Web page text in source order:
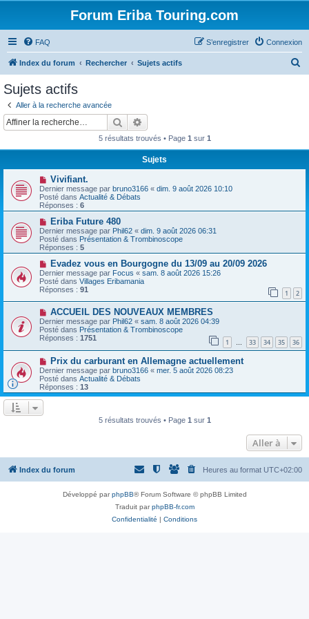
Forum Eriba Touring.com
FAQ Connexion
S’enregistrer
Index du forum Rechercher Sujets actifs
r
Sujets actifs
Aller à la recherche avancée
Rechercher
5 résultats trouvés • Page 1 sur 1
Sujets
N
o
u
v
e
a
u
m
e
s
s
a
g
e
Vivifiant.
Dernier message par bruno3166 « dim. 9 août 2026 10:10
Posté dans Actualité & Débats
Réponses : 6
N
o
u
v
e
a
u
m
e
s
s
a
g
e
Eriba Future 480
Dernier message par Phil62 « dim. 9 août 2026 06:31
Posté dans Présentation & Trombinoscope
Réponses : 5
N
o
u
v
e
a
u
m
e
s
s
a
e
Evadez vous en Bourgogne du 13/09 au 20/09 2026
Dernier message par Focus « sam. 8 août 2026 15:26
Posté dans Villages Eribamania
Réponses : 91 1 2
N
o
u
v
e
a
u
m
e
s
s
ACCUEIL DES NOUVEAUX MEMBRES
Dernier message par Phil62 « sam. 8 août 2026 04:39
Posté dans Présentation & Trombinoscope
Réponses : 1751 1 … 33 34 35 36
N
o
u
v
e
g
e
Prix ​​du carburant en Allemagne actuellement
Dernier message par bruno3166 « mer. 5 août 2026 08:23
Posté dans Actualité & Débats
Réponses : 13
5 résultats trouvés • Page 1 sur 1
Aller à
Index du forum Heures au format UTC+02:00
Développé parphpBB® Forum Software © phpBB Limited
Traduit parphpBB-fr.com
Confidentialité | Conditions